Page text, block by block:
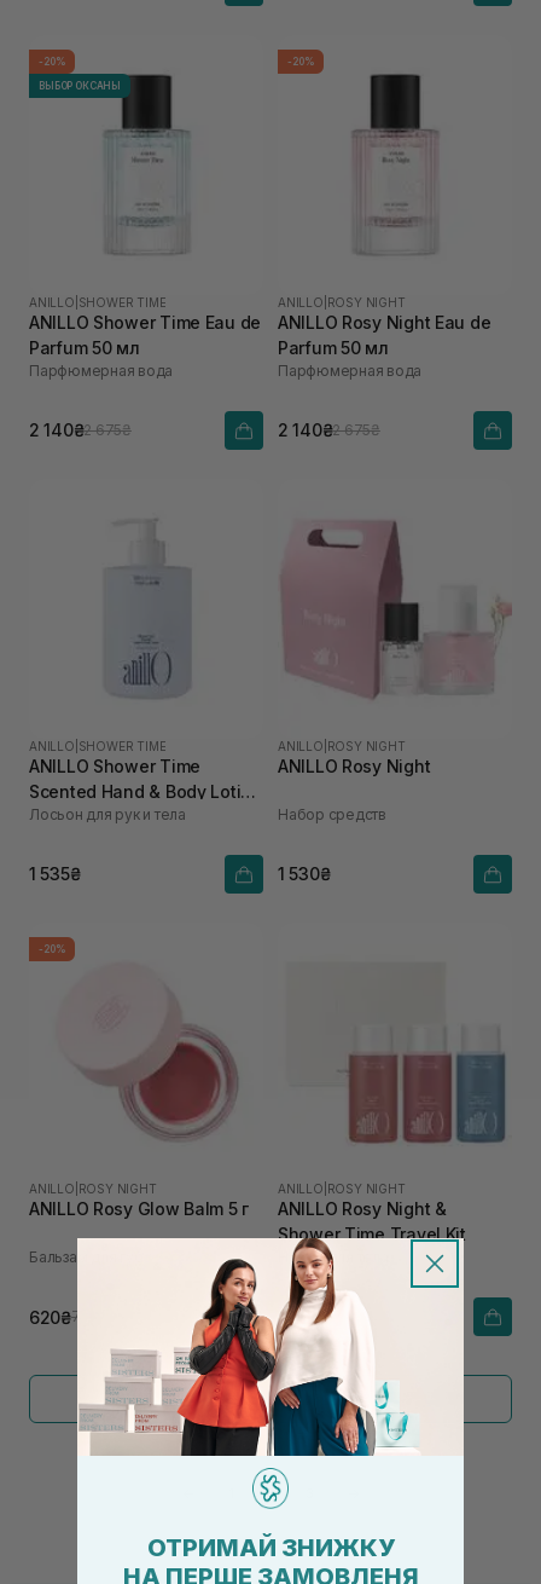
-20%
ВЫБОР ОКСАНЫ
ANILLO SHOWER TIME
ANILLO Shower Time Eau de
Parfum 50 мл
Парфюмерная вода
2 140₴2 675₴
-20%
ANILLO ROSY NIGHT
ANILLO Rosy Night Eau de
Parfum 50 мл
Парфюмерная вода
2 140₴2 675₴
ANILLO SHOWER TIME
ANILLO Shower Time
Scented Hand & Body Lotion
450 мл
Лосьон для рук и тела
1 535₴
ANILLO ROSY NIGHT
ANILLO Rosy Night
Набор средств
1 530₴
-20%
ANILLO ROSY NIGHT
ANILLO Rosy Glow Balm 5 г
Бальзам для губ
620₴775₴
ANILLO ROSY NIGHT
ANILLO Rosy Night &
Shower Time Travel Kit
Набор для тела
1 210₴
Показать больше
2
ОТРИМАЙ ЗНИЖКУ
НА ПЕРШЕ ЗАМОВЛЕНЯ